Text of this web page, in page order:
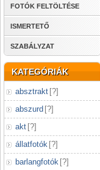
FOTÓK FELTÖLTÉSE
ISMERTETŐ
SZABÁLYZAT
KATEGÓRIÁK
absztrakt [?]
abszurd [?]
akt [?]
állatfotók [?]
barlangfotók [?]